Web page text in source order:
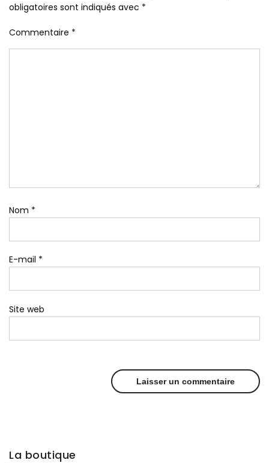
obligatoires sont indiqués avec *
Commentaire *
Nom *
E-mail *
Site web
La boutique